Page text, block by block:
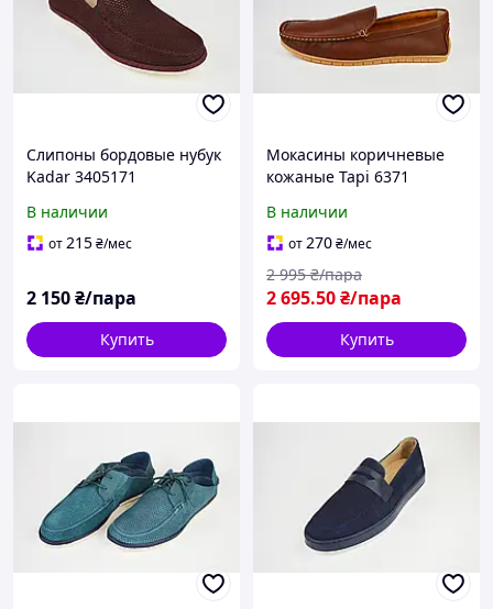
Слипоны бордовые нубук
Kadar 3405171
В наличии
от215₴/мес
2 150₴/пара
Купить
Мокасины коричневые
кожаные Tapi 6371
В наличии
от270₴/мес
2 695.50₴/пара
2 995 ₴/пара
Купить